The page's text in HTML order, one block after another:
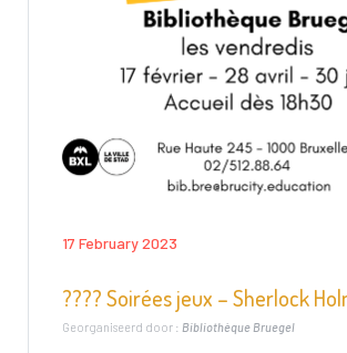
17 February 2023
???? Soirées jeux – Sherlock
Georganiseerd door : Bibliothèque Bruegel